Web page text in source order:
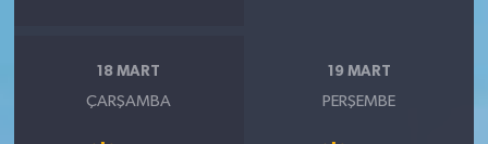
18 MART
ÇARŞAMBA
19 MART
PERŞEMBE